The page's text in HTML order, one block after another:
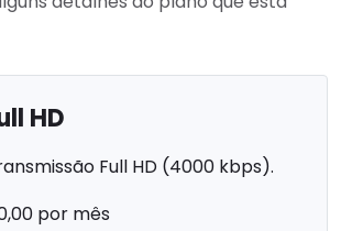
HD
Full HD (4000 kbps).
por mês